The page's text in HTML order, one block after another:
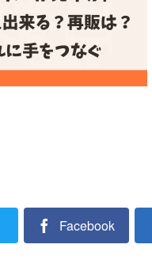
Facebook